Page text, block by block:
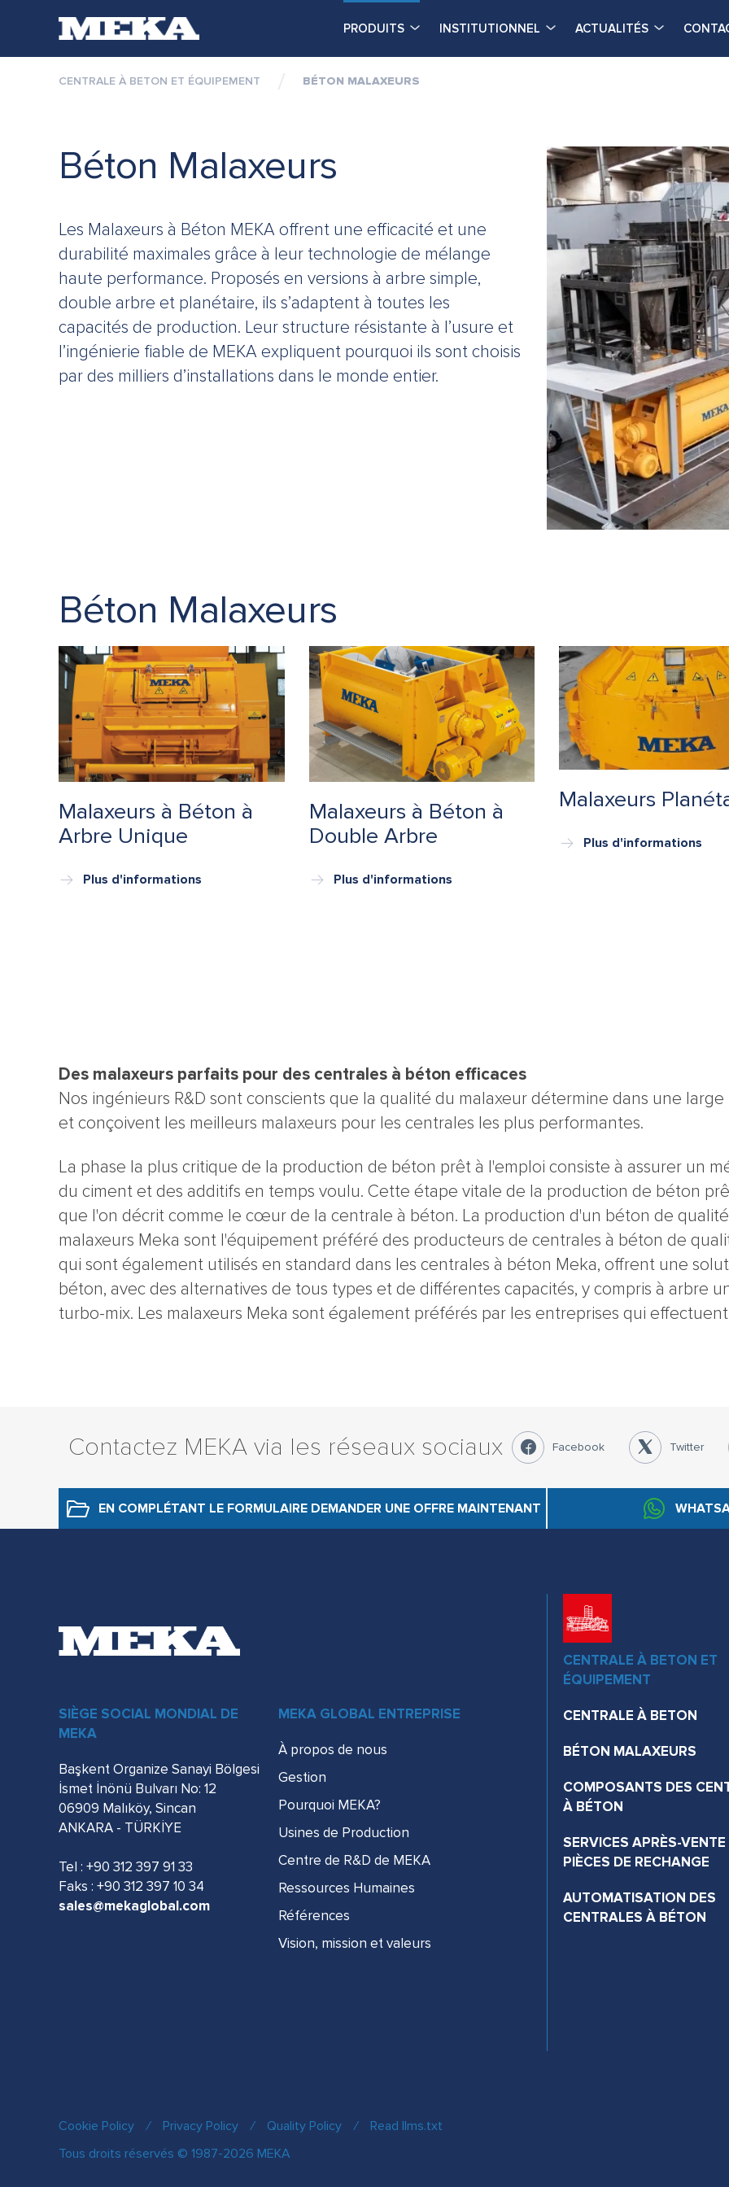
PRODUITS INSTITUTIONNEL ACTUALITÉS
CENTRALE À BETON ET ÉQUIPEMENT BÉTON MALAXEURS
Béton Malaxeurs
Les Malaxeurs à Béton MEKA offrent une efficacité et une
durabilité maximales grâce à leur technologie de mélange
haute performance. Proposés en versions à arbre simple,
double arbre et planétaire, ils s’adaptent à toutes les
capacités de production. Leur structure résistante à l’usure et
l’ingénierie fiable de MEKA expliquent pourquoi ils sont choisis
par des milliers d’installations dans le monde entier.
Béton Malaxeurs
Malaxeurs à Béton à
Arbre Unique
Plus d'informations
Malaxeurs à Béton à
Double Arbre
Plus d'informations
Malaxeurs
Plus d'informations
Des malaxeurs parfaits pour des centrales à béton efficaces
Nos ingénieurs R&D sont conscients que la qualité du malaxeur détermine dans une
et conçoivent les meilleurs malaxeurs pour les centrales les plus performantes.
La phase la plus critique de la production de béton prêt à l'emploi consiste à assurer un
du ciment et des additifs en temps voulu. Cette étape vitale de la production de béton
que l'on décrit comme le cœur de la centrale à béton. La production d'un béton de
malaxeurs Meka sont l'équipement préféré des producteurs de centrales à béton de
qui sont également utilisés en standard dans les centrales à béton Meka, offrent une
béton, avec des alternatives de tous types et de différentes capacités, y compris à arbre
turbo-mix. Les malaxeurs Meka sont également préférés par les entreprises qui
Contactez MEKA via les réseaux sociaux Facebook Twitter
EN COMPLÉTANT LE FORMULAIRE DEMANDER UNE OFFRE MAINTENANT
CENTRALE À BETON ET
ÉQUIPEMENT
CENTRALE À BETON
BÉTON MALAXEURS
COMPOSANTS DES
À BÉTON
SERVICES APRÈS-VENTE
PIÈCES DE RECHANGE
AUTOMATISATION DES
CENTRALES À BÉTON
SIÈGE SOCIAL MONDIAL DE
MEKA
Başkent Organize Sanayi Bölgesi
İsmet İnönü Bulvarı No: 12
06909 Malıköy, Sincan
ANKARA - TÜRKİYE
Tel : +90 312 397 91 33
Faks : +90 312 397 10 34
sales@mekaglobal.com
MEKA GLOBAL ENTREPRISE
À propos de nous
Gestion
Pourquoi MEKA?
Usines de Production
Centre de R&D de MEKA
Ressources Humaines
Références
Vision, mission et valeurs
Cookie Policy / Privacy Policy / Quality Policy /
Read llms.txt
Tous droits réservés © 1987-2026 MEKA